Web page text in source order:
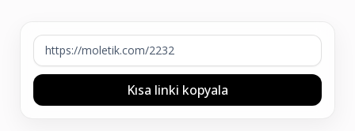
Kısa linki kopyala